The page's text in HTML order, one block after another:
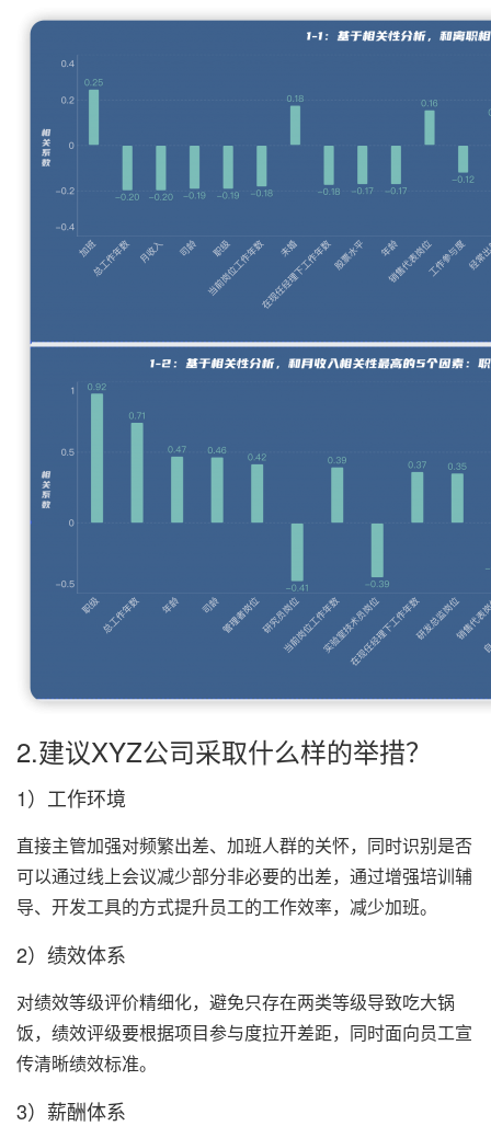
2.建议XYZ公司采取什么样的举措？
1）工作环境
直接主管加强对频繁出差、加班人群的关怀，同时识别是否
可以通过线上会议减少部分非必要的出差，通过增强培训辅
导、开发工具的方式提升员工的工作效率，减少加班。
2）绩效体系
对绩效等级评价精细化，避免只存在两类等级导致吃大锅
饭，绩效评级要根据项目参与度拉开差距，同时面向员工宣
传清晰绩效标准。
3）薪酬体系